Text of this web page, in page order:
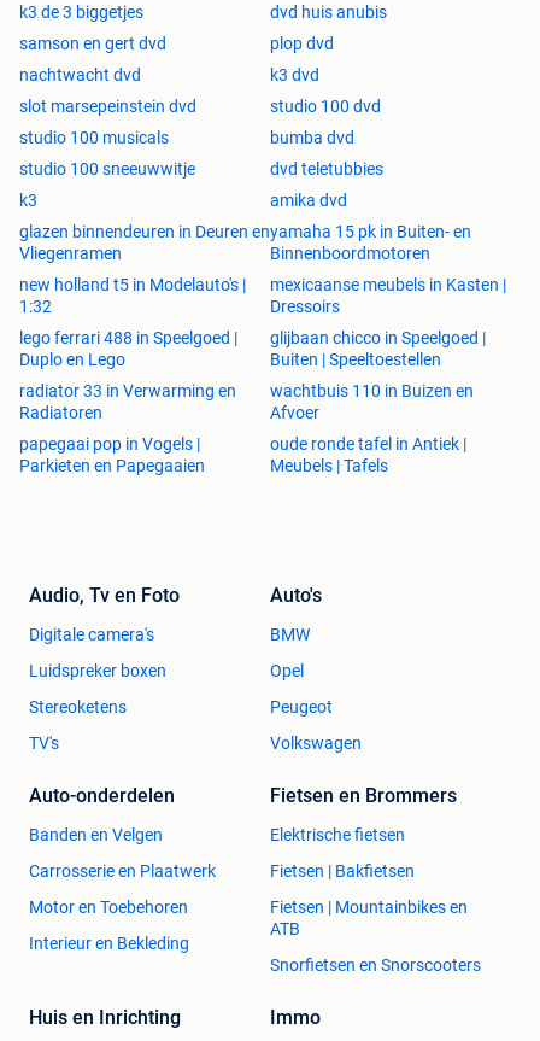
k3 de 3 biggetjes
dvd huis anubis
samson en gert dvd
plop dvd
nachtwacht dvd
k3 dvd
slot marsepeinstein dvd
studio 100 dvd
studio 100 musicals
bumba dvd
studio 100 sneeuwwitje
dvd teletubbies
k3
amika dvd
glazen binnendeuren in Deuren en
Vliegenramen
yamaha 15 pk in Buiten- en
Binnenboordmotoren
new holland t5 in Modelauto's |
1:32
mexicaanse meubels in Kasten |
Dressoirs
lego ferrari 488 in Speelgoed |
Duplo en Lego
glijbaan chicco in Speelgoed |
Buiten | Speeltoestellen
radiator 33 in Verwarming en
Radiatoren
wachtbuis 110 in Buizen en
Afvoer
papegaai pop in Vogels |
Parkieten en Papegaaien
oude ronde tafel in Antiek |
Meubels | Tafels
Audio, Tv en Foto
Digitale camera's
Luidspreker boxen
Stereoketens
TV's
Auto's
BMW
Opel
Peugeot
Volkswagen
Auto-onderdelen
Banden en Velgen
Carrosserie en Plaatwerk
Motor en Toebehoren
Interieur en Bekleding
Fietsen en Brommers
Elektrische fietsen
Fietsen | Bakfietsen
Fietsen | Mountainbikes en
ATB
Snorfietsen en Snorscooters
Huis en Inrichting Immo